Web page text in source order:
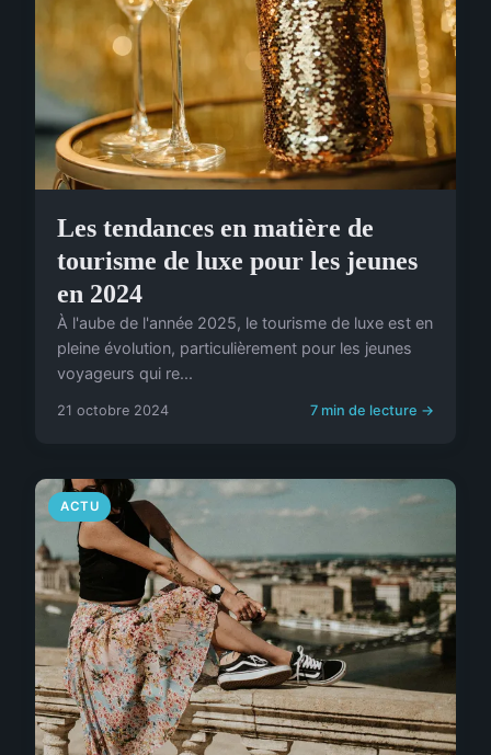
Les tendances en matière de
tourisme de luxe pour les jeunes
en 2024
À l'aube de l'année 2025, le tourisme de luxe est en
pleine évolution, particulièrement pour les jeunes
voyageurs qui re...
21 octobre 2024 7 min de lecture →
ACTU